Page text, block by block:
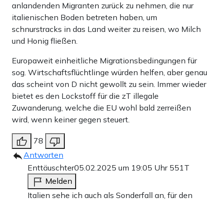
anlandenden Migranten zurück zu nehmen, die nur
italienischen Boden betreten haben, um
schnurstracks in das Land weiter zu reisen, wo Milch
und Honig fließen.
Europaweit einheitliche Migrationsbedingungen für
sog. Wirtschaftsflüchtlinge würden helfen, aber genau
das scheint von D nicht gewollt zu sein. Immer wieder
bietet es den Lockstoff für die zT illegale
Zuwanderung, welche die EU wohl bald zerreißen
wird, wenn keiner gegen steuert.
78
Antworten
Enttäuschter05.02.2025 um 19:05 Uhr 551T
Melden
Italien sehe ich auch als Sonderfall an, für den